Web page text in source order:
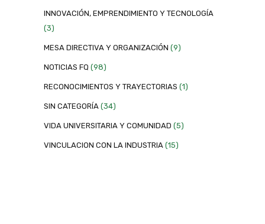
INNOVACIÓN, EMPRENDIMIENTO Y TECNOLOGÍA
(3)
MESA DIRECTIVA Y ORGANIZACIÓN (9)
NOTICIAS FQ (98)
RECONOCIMIENTOS Y TRAYECTORIAS (1)
SIN CATEGORÍA (34)
VIDA UNIVERSITARIA Y COMUNIDAD (5)
VINCULACION CON LA INDUSTRIA (15)